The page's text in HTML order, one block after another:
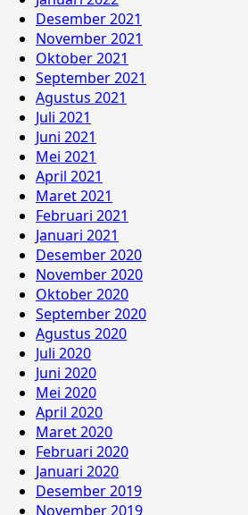
Desember 2021
November 2021
Oktober 2021
September 2021
Agustus 2021
Juli 2021
Juni 2021
Mei 2021
April 2021
Maret 2021
Februari 2021
Januari 2021
Desember 2020
November 2020
Oktober 2020
September 2020
Agustus 2020
Juli 2020
Juni 2020
Mei 2020
April 2020
Maret 2020
Februari 2020
Januari 2020
Desember 2019
November 2019